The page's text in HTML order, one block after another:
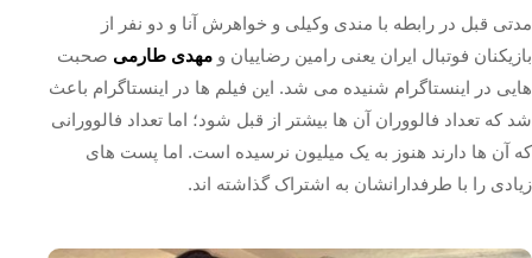
مدتی قبل در رابطه با مندی وکیلی و خواهرش آنا و دو نفر از
بازیکنان فوتبال ایران یعنی رامین رضاییان و مهدی طارمی صحبت‌
هایی در اینستاگرام شنیده می‌ شد. این فیلم ها در اینستاگرام باعث
شد که تعداد فالووران آن ها بیشتر از قبل شود؛ اما تعداد فالوورانی
که آن ها دارند هنوز به یک میلیون نرسیده است. اما پست های
زیادی را با طرفدارانشان به اشتراک گذاشته اند.